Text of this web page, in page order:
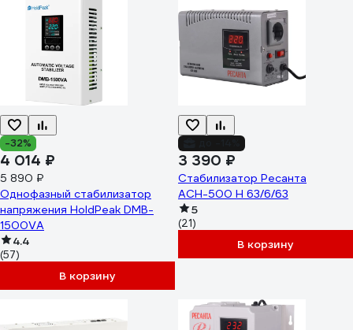
-32%
4 014 ₽
5 890 ₽
Однофазный стабилизатор
напряжения HoldPeak DMB-
1500VA
4.4
(57)
В корзину
3 390 ₽
Стабилизатор Ресанта
АСН-500 Н 63/6/63
5
(21)
В корзину